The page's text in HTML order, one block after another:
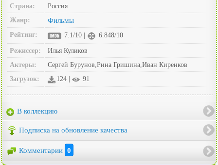
Страна:
Россия
Жанр:
Фильмы
Рейтинг: 7.1/10 | 6.848/10
Режиссер:
Илья Куликов
Актеры:
Сергей Бурунов,Рина Гришина,Иван Киренков
Загрузок:
124 | 91
В коллекцию
Подписка на обновление качества
Комментарии 0